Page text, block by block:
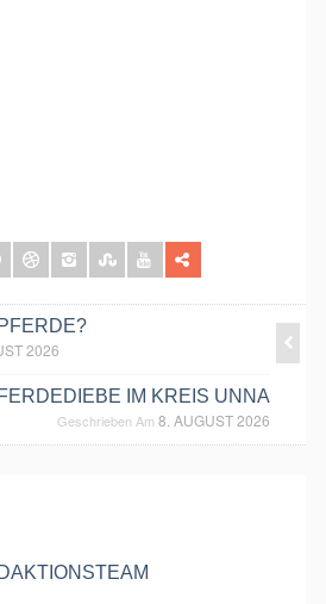
2026
IM KREIS UNNA
Geschrieben Am 8. AUGUST 2026